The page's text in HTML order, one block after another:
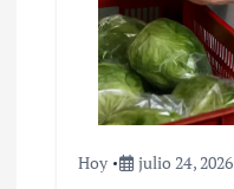
Hoy julio 24, 2026